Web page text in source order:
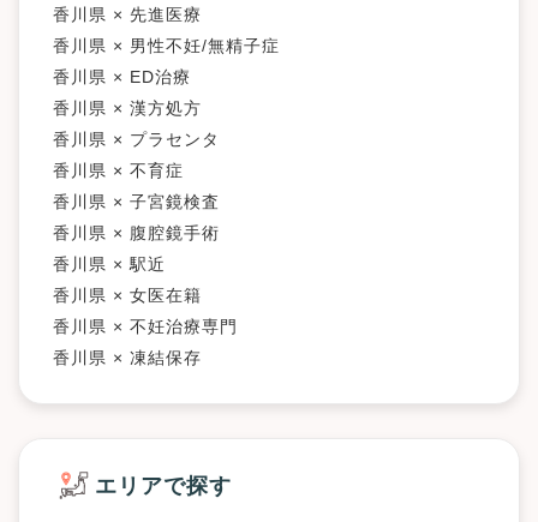
香川県 × 先進医療
香川県 × 男性不妊/無精子症
香川県 × ED治療
香川県 × 漢方処方
香川県 × プラセンタ
香川県 × 不育症
香川県 × 子宮鏡検査
香川県 × 腹腔鏡手術
香川県 × 駅近
香川県 × 女医在籍
香川県 × 不妊治療専門
香川県 × 凍結保存
エリアで探す